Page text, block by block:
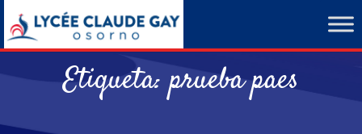
Etiqueta:prueba paes